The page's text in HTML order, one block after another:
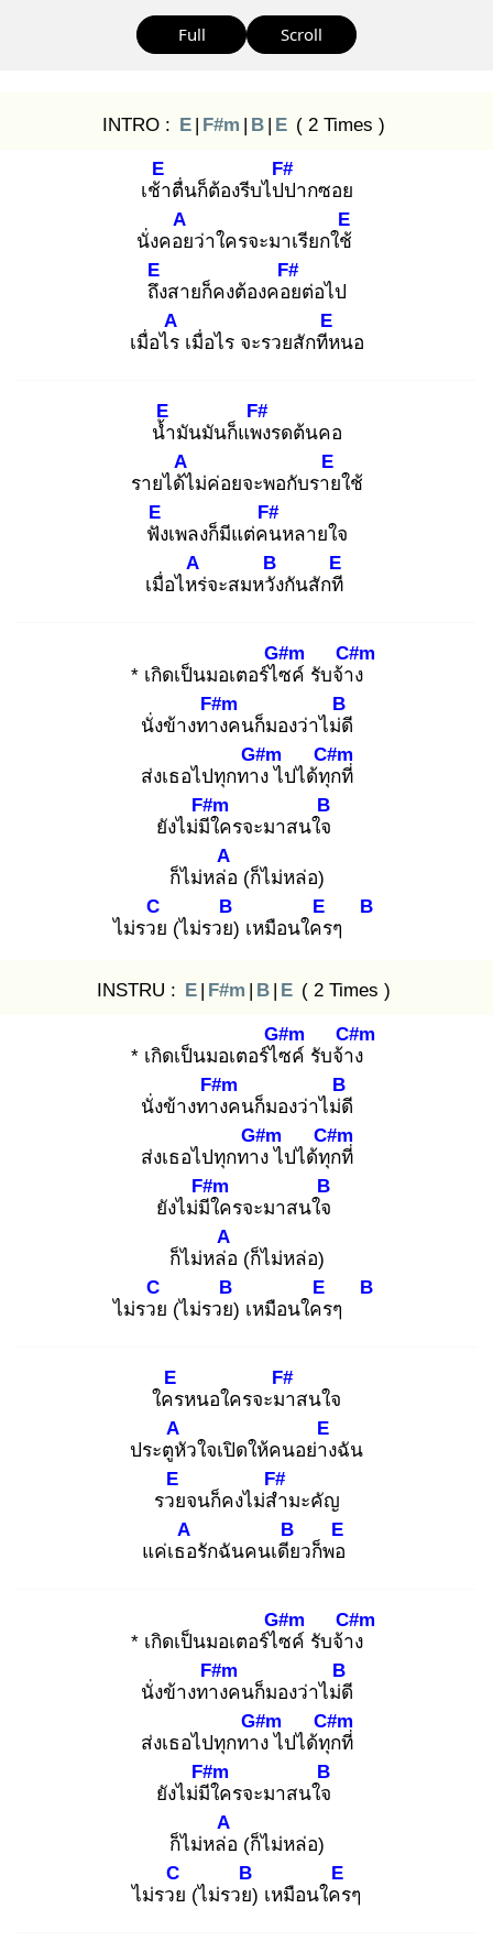
Full Scroll
INTRO : E | F#m | B | E ( 2 Times )
เช้า
E
ตื่นก็ต้องรีบไปป
F#
ากซอย
นั่งคอย
A
ว่าใครจะมาเรียกใช้
E
ถึง
E
สายก็คงต้องคอย
F#
ต่อไป
เมื่อไร
A
เมื่อไร จะรวยสักทีห
E
นอ
น้ำ
E
มันมันก็แพง
F#
รดต้นคอ
รายได้ไ
A
ม่ค่อยจะพอกับราย
E
ใช้
ฟัง
E
เพลงก็มีแต่คน
F#
หลายใจ
เมื่อไหร่
A
จะสมหวัง
B
กันสักที
E
* เกิดเป็นมอเตอร์ไซ
G#m
ค์ รับจ้าง
C#m
นั่งข้างทาง
F#m
คนก็มองว่าไม่ดี
B
ส่งเธอไปทุกทาง
G#m
ไปได้ทุก
C#m
ที่
ยังไม่มีใ
F#m
ครจะมาสนใจ
B
ก็ไม่หล่อ
A
(ก็ไม่หล่อ)
ไม่รวย
C
(ไม่รวย)
B
เหมือนใคร
E
ๆ
B
INSTRU : E | F#m | B | E ( 2 Times )
* เกิดเป็นมอเตอร์ไซ
G#m
ค์ รับจ้าง
C#m
นั่งข้างทาง
F#m
คนก็มองว่าไม่ดี
B
ส่งเธอไปทุกทาง
G#m
ไปได้ทุก
C#m
ที่
ยังไม่มีใ
F#m
ครจะมาสนใจ
B
ก็ไม่หล่อ
A
(ก็ไม่หล่อ)
ไม่รวย
C
(ไม่รวย)
B
เหมือนใคร
E
ๆ
B
ใคร
E
หนอใครจะมา
F#
สนใจ
ประตูหั
A
วใจเปิดให้คนอย่าง
E
ฉัน
รวย
E
จนก็คงไม่สำ
F#
มะคัญ
แค่เธอ
A
รักฉันคนเดีย
B
วก็พอ
E
* เกิดเป็นมอเตอร์ไซ
G#m
ค์ รับจ้าง
C#m
นั่งข้างทาง
F#m
คนก็มองว่าไม่ดี
B
ส่งเธอไปทุกทาง
G#m
ไปได้ทุก
C#m
ที่
ยังไม่มีใ
F#m
ครจะมาสนใจ
B
ก็ไม่หล่อ
A
(ก็ไม่หล่อ)
ไม่รวย
C
(ไม่รวย)
B
เหมือนใคร
E
ๆ